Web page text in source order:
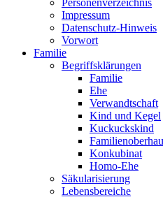
Impressum
Datenschutz-Hinweis
Vorwort
Familie
Begriffsklärungen
Familie
Ehe
Verwandtschaft
Kind und Kegel
Kuckuckskind
Konkubinat
Homo-Ehe
Säkularisierung
Lebensbereiche